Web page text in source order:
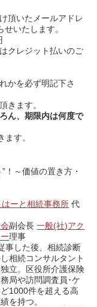
頂いたメールアドレ
いたします。
クレジット払いのご
かを必ず明記下さ
きます。
ん、期限内は何度で
ます。
！～価値の置き方・
ーと相続事務所 代
副会長一般(社)アク
理事
事した後、相続診断
相続コンサルタント
立。区役所介護保険
局や訪問調査員･ケ
1000件を超える高
を持つ。